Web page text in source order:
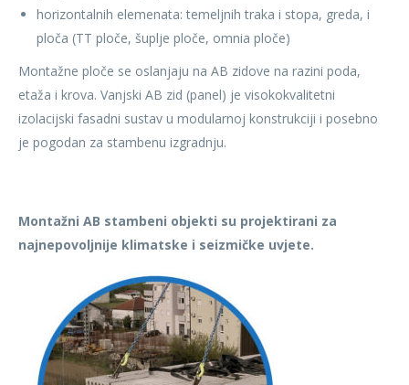
horizontalnih elemenata: temeljnih traka i stopa, greda, i
ploča (TT ploče, šuplje ploče, omnia ploče)
Montažne ploče se oslanjaju na AB zidove na razini poda,
etaža i krova. Vanjski AB zid (panel) je visokokvalitetni
izolacijski fasadni sustav u modularnoj konstrukciji i posebno
je pogodan za stambenu izgradnju.
Montažni AB stambeni objekti su projektirani za
najnepovoljnije klimatske i seizmičke uvjete.